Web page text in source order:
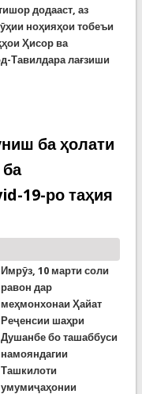
додааст, аз
ноҳияҳои тобеъи
Ҳисор ва
Тавилдара лағзиши
11-уми март:
ба ҳолати
19-ро таҳия
Имрӯз, 10 марти соли
равон дар
меҳмонхонаи Ҳайат
Реҷенсии шаҳри
Душанбе бо ташаббуси
намояндагии
Ташкилоти
умумиҷаҳонии